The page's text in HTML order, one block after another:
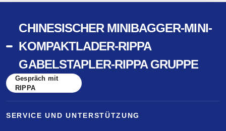
CHINESISCHER MINIBAGGER-MINI-
KOMPAKTLADER-RIPPA
GABELSTAPLER-RIPPA GRUPPE
Gespräch mit
RIPPA
SERVICE UND UNTERSTÜTZUNG